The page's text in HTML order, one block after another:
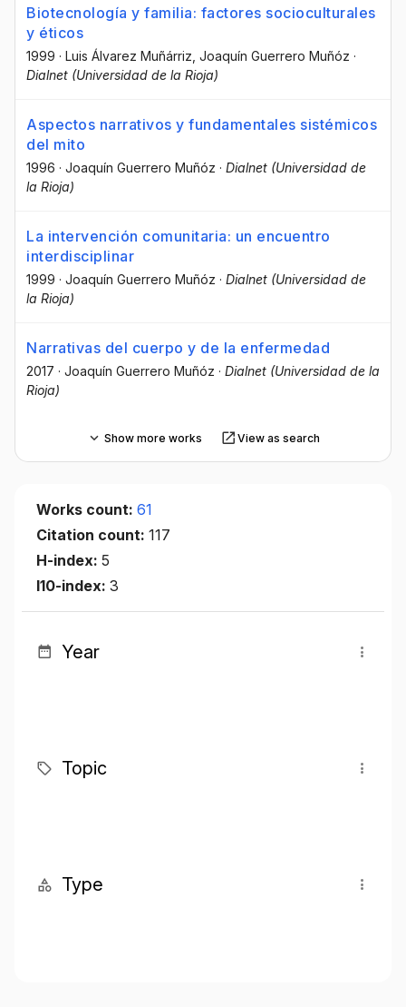
Biotecnología y familia: factores socioculturales
y éticos
1999 · Luis Álvarez Muñárriz , Joaquín Guerrero Muñóz ·
Dialnet (Universidad de la Rioja)
Aspectos narrativos y fundamentales sistémicos
del mito
1996 · Joaquín Guerrero Muñóz · Dialnet (Universidad de
la Rioja)
La intervención comunitaria: un encuentro
interdisciplinar
1999 · Joaquín Guerrero Muñóz · Dialnet (Universidad de
la Rioja)
Narrativas del cuerpo y de la enfermedad
2017 · Joaquín Guerrero Muñóz · Dialnet (Universidad de la
Rioja)
Show more works View as search
Works count: 61
Citation count: 117
H-index: 5
I10-index: 3
Year
Topic
Type